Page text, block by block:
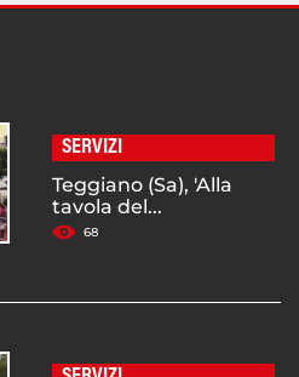
SERVIZI
Teggiano (Sa), 'Alla
tavola del...
68